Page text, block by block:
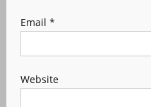
Email *
Website